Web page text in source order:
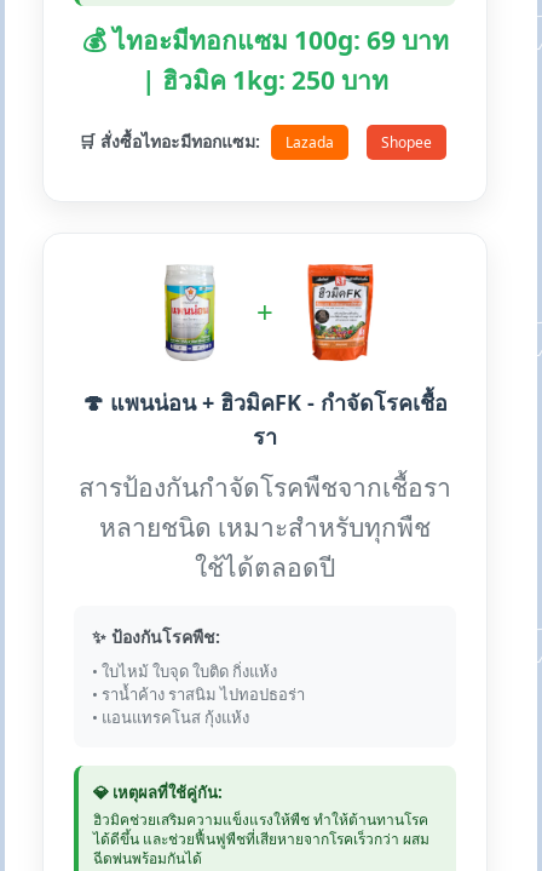
💰 ไทอะมีทอกแซม 100g: 69 บาท
| ฮิวมิค 1kg: 250 บาท
🛒 สั่งซื้อไทอะมีทอกแซม: Lazada Shopee
+
🍄 แพนน่อน + ฮิวมิคFK - กำจัดโรคเชื้อ
รา
สารป้องกันกำจัดโรคพืชจากเชื้อรา
หลายชนิด เหมาะสำหรับทุกพืช
ใช้ได้ตลอดปี
✨ ป้องกันโรคพืช:
• ใบไหม้ ใบจุด ใบติด กิ่งแห้ง
• ราน้ำค้าง ราสนิม ไปทอปธอร่า
• แอนแทรคโนส กุ้งแห้ง
💎 เหตุผลที่ใช้คู่กัน:
ฮิวมิคช่วยเสริมความแข็งแรงให้พืช ทำให้ต้านทานโรค
ได้ดีขึ้น และช่วยฟื้นฟูพืชที่เสียหายจากโรคเร็วกว่า ผสม
ฉีดพ่นพร้อมกันได้